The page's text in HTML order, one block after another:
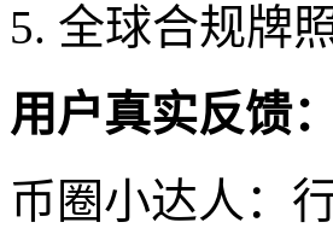
5. 全球合规牌
用户真实反馈：
币圈小达人：